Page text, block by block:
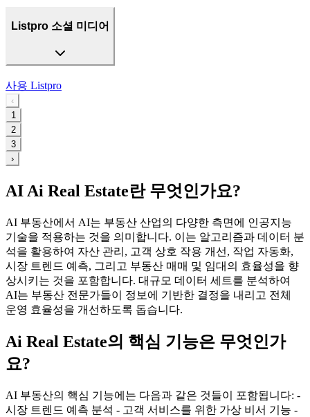
Listpro 소셜 미디어
사용 Listpro
‹
1
2
3
›
AI Ai Real Estate란 무엇인가요?
AI 부동산에서 AI는 부동산 산업의 다양한 측면에 인공지능
기술을 적용하는 것을 의미합니다. 이는 알고리즘과 데이터 분
석을 활용하여 자산 관리, 고객 상호 작용 개선, 작업 자동화,
시장 트렌드 예측, 그리고 부동산 매매 및 임대의 효율성을 향
상시키는 것을 포함합니다. 대규모 데이터 세트를 분석하여
AI는 부동산 전문가들이 정보에 기반한 결정을 내리고 전체
운영 효율성을 개선하도록 돕습니다.
Ai Real Estate의 핵심 기능은 무엇인가
요?
AI 부동산의 핵심 기능에는 다음과 같은 것들이 포함됩니다: -
시장 트렌드 예측 분석 - 고객 서비스를 위한 가상 비서 기능 -